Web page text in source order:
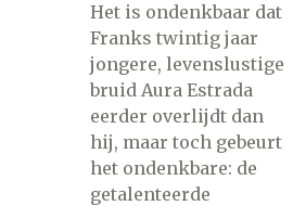
Het is ondenkbaar dat
Franks twintig jaar
jongere, levenslustige
bruid Aura Estrada
eerder overlijdt dan
hij, maar toch gebeurt
het ondenkbare: de
getalenteerde